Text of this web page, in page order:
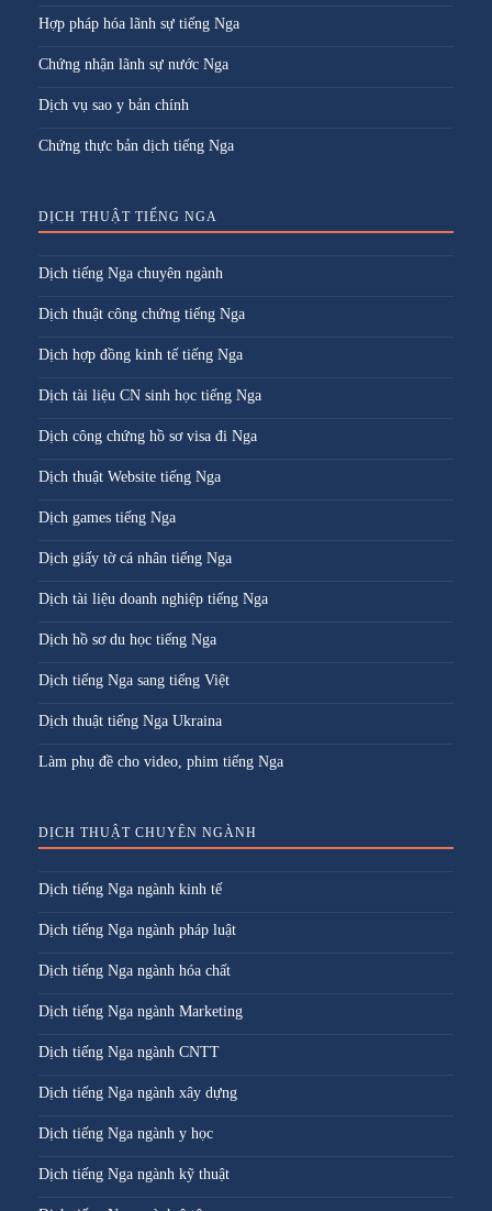
Hợp pháp hóa lãnh sự tiếng Nga
Chứng nhận lãnh sự nước Nga
Dịch vụ sao y bản chính
Chứng thực bản dịch tiếng Nga
DỊCH THUẬT TIẾNG NGA
Dịch tiếng Nga chuyên ngành
Dịch thuật công chứng tiếng Nga
Dịch hợp đồng kinh tế tiếng Nga
Dịch tài liệu CN sinh học tiếng Nga
Dịch công chứng hồ sơ visa đi Nga
Dịch thuật Website tiếng Nga
Dịch games tiếng Nga
Dịch giấy tờ cá nhân tiếng Nga
Dịch tài liệu doanh nghiệp tiếng Nga
Dịch hồ sơ du học tiếng Nga
Dịch tiếng Nga sang tiếng Việt
Dịch thuật tiếng Nga Ukraina
Làm phụ đề cho video, phim tiếng Nga
DỊCH THUẬT CHUYÊN NGÀNH
Dịch tiếng Nga ngành kinh tế
Dịch tiếng Nga ngành pháp luật
Dịch tiếng Nga ngành hóa chất
Dịch tiếng Nga ngành Marketing
Dịch tiếng Nga ngành CNTT
Dịch tiếng Nga ngành xây dựng
Dịch tiếng Nga ngành y học
Dịch tiếng Nga ngành kỹ thuật